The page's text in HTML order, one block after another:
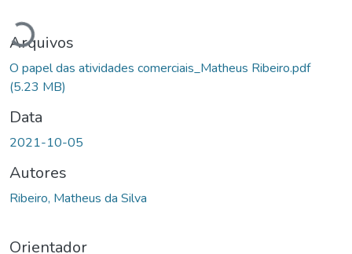
Arquivos
O papel das atividades comerciais_Matheus Ribeiro.pdf
(5.23 MB)
Data
2021-10-05
Autores
Ribeiro, Matheus da Silva
Orientador